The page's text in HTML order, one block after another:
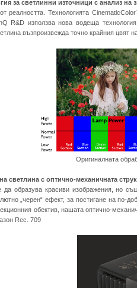
за светлинни източници с анализ на
реалността. Технологията
R&D използва нова водеща
възпроизвежда точно крайния цвят
Оригиналната
светлина с оптично-механичната
да образува красиви изображения, но
„черен“ ефект, за постигане на по-
обектив, нашата оптично-
Rec. 709